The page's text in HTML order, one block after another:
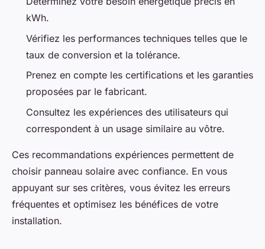
kWh.
Vérifiez les performances techniques telles que le
taux de conversion et la tolérance.
Prenez en compte les certifications et les garanties
proposées par le fabricant.
Consultez les expériences des utilisateurs qui
correspondent à un usage similaire au vôtre.
Ces recommandations expériences permettent de
choisir panneau solaire avec confiance. En vous
appuyant sur ses critères, vous évitez les erreurs
fréquentes et optimisez les bénéfices de votre
installation.